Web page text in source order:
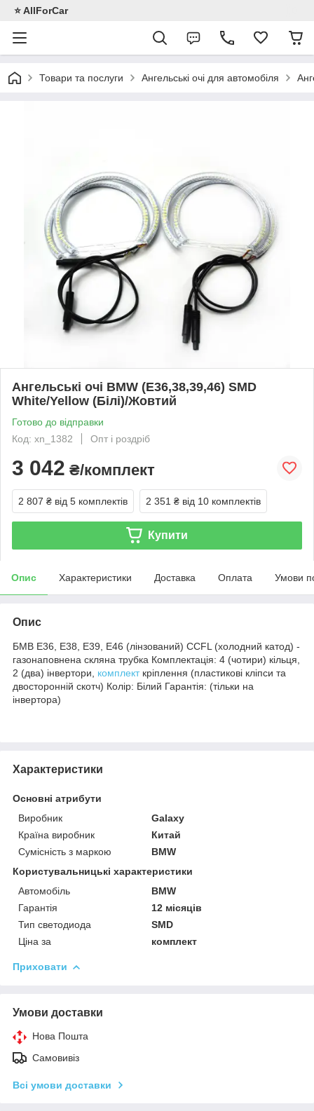
⭐️ AllForCar
Товари та послуги Ангельські очі для автомобіля
Ангельські очі BMW (E36,38,39,46) SMD
White/Yellow (Білі)/Жовтий
Готово до відправки
Код: xn_1382
Опт і роздріб
3 042 ₴/комплект
2 807 ₴ від 5 комплектів 2 351 ₴ від 10 комплектів
Купити
Опис Характеристики Доставка Оплата Умови
Опис
БМВ Е36, Е38, Е39, Е46 (лінзований) CCFL (холодний катод) -
газонаповнена скляна трубка Комплектація: 4 (чотири) кільця,
2 (два) інвертори, комплекткріплення (пластикові кліпси та
двосторонній скотч) Колір: Білий Гарантія: (тільки на
інвертора)
Характеристики
Основні атрибути
Виробник
Galaxy
Країна виробник
Китай
Сумісність з маркою
BMW
Користувальницькі характеристики
Автомобіль
BMW
Гарантія
12 місяців
Тип светодиода
SMD
Ціна за
комплект
Приховати
Умови доставки
Нова Пошта
Самовивіз
Всі умови доставки